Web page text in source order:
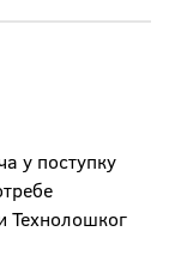
у поступку
Технолошког